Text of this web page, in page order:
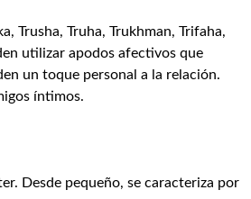
Trusha, Truha, Trukhman, Trifaha,
utilizar apodos afectivos que
un toque personal a la relación.
íntimos.
Desde pequeño, se caracteriza por